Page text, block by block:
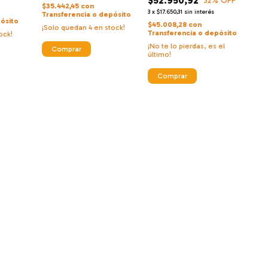
$35.442,45 con
Transferencia o depósito
¡Solo quedan 4en stock!
Comprar
3 x $17.650,31 sin interés
$45.008,28 con
Transferencia o depósito
¡No te lo pierdas, es el
último!
Comprar